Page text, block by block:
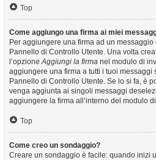
Top
Come aggiungo una firma ai miei
Per aggiungere una firma ad un
Pannello di Controllo Utente. Una volta
l’opzioneAggiungi la firma nel modulo di
aggiungere una firma a tutti i tuoi messaggi
Pannello di Controllo Utente. Se lo si fa, è
venga aggiunta ai singoli messaggi
aggiungere la firma all’interno del modulo
Top
Come creo un sondaggio?
Creare un sondaggio è facile: quando inizi